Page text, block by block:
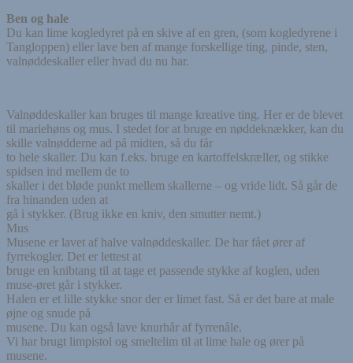
Ben og hale
Du kan lime kogledyret på en skive af en gren, (som kogledyrene i
Tangloppen) eller lave ben af mange forskellige ting, pinde, sten,
valnøddeskaller eller hvad du nu har.
Valnøddeskaller kan bruges til mange kreative ting. Her er de blevet
til mariehøns og mus. I stedet for at bruge en nøddeknækker, kan du
skille valnødderne ad på midten, så du får
to hele skaller. Du kan f.eks. bruge en kartoffelskræller, og stikke
spidsen ind mellem de to
skaller i det bløde punkt mellem skallerne – og vride lidt. Så går de
fra hinanden uden at
gå i stykker. (Brug ikke en kniv, den smutter nemt.)
Mus
Musene er lavet af halve valnøddeskaller. De har fået ører af
fyrrekogler. Det er lettest at
bruge en knibtang til at tage et passende stykke af koglen, uden
muse-øret går i stykker.
Halen er et lille stykke snor der er limet fast. Så er det bare at male
øjne og snude på
musene. Du kan også lave knurhår af fyrrenåle.
Vi har brugt limpistol og smeltelim til at lime hale og ører på
musene.